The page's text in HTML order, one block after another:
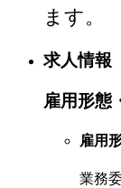
ます。
求人情報
雇用形態
雇用
業務